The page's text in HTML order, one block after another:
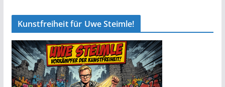
Kunstfreiheit für Uwe Steimle!